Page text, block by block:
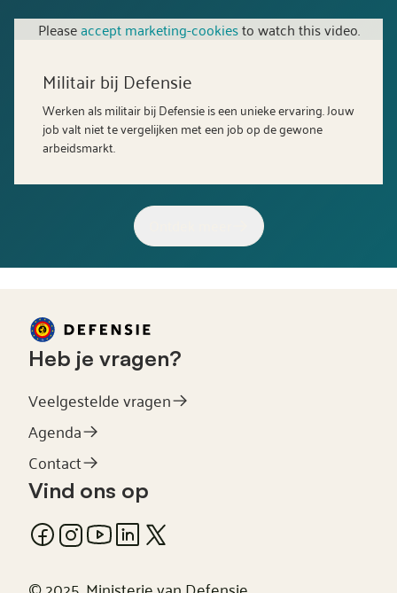
Pleaseaccept marketing-cookiesto watch this video.
Militair bij Defensie
Werken als militair bij Defensie is een unieke ervaring. Jouw
job valt niet te vergelijken met een job op de gewone
arbeidsmarkt.
Heb je vragen?
Veelgestelde vragen
Agenda
Contact
Vind ons op